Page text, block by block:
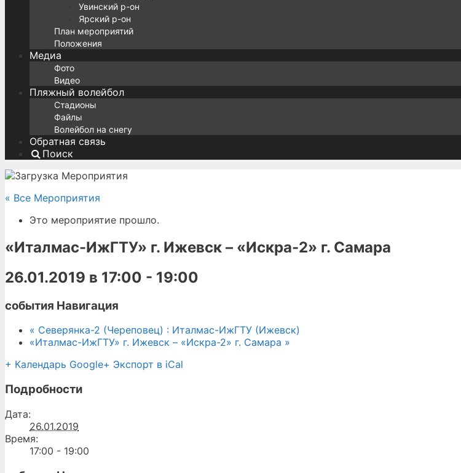
Увинский р-он
Ярский р-он
План мероприятий
Положения
Медиа
Фото
Видео
Пляжный волейбол
Стадионы
Файлы
Волейбол на снегу
Обратная связь
Поиск
« Все Мероприятия
Это мероприятие прошло.
«Италмас-ИжГТУ» г. Ижевск – «Искра-2» г. Самара
26.01.2019 в 17:00 - 19:00
события Навигация
« Северянка-2 (Череповец) : Италмас-ИжГТУ (Ижевск)
«Италмас-ИжГТУ» г. Ижевск – «Искра-2» г. Самара »
+ Календарь Google+ Экспорт в iCal
Подробности
Дата:
26.01.2019
Время:
17:00 - 19:00